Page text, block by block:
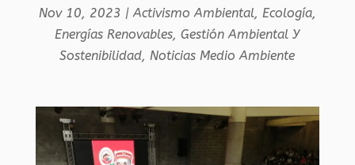
Nov 10, 2023 |Activismo Ambiental, Ecología,
Energías Renovables,Gestión Ambiental Y
Sostenibilidad,Noticias Medio Ambiente